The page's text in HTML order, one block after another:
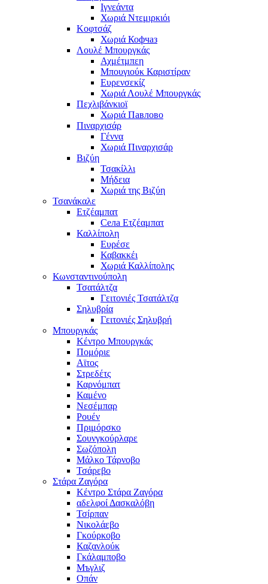
Ιγνεάντα
Χωριά Ντεμιρκιόι
Κοφτσάζ
Χωριά Кофчаз
Λουλέ Μπουργκάς
Αχμέτμπεη
Μπουγιούκ Καριστίραν
Ευρενσεκίζ
Χωριά Λουλέ Μπουργκάς
Πεχλιβάνκιοϊ
Χωριά Павлово
Πιναρχισάρ
Γέννα
Χωριά Πιναρχισάρ
Βιζύη
Τσακίλλι
Μήδεια
Χωριά της Βιζύη
Τσανάκαλε
Ετζέαμπατ
Села Ετζέαμπατ
Καλλίπολη
Ευρέσε
Καβακκέι
Χωριά Καλλίπολης
Κωνσταντινούπολη
Τσατάλτζα
Γειτονιές Τσατάλτζα
Σηλυβρία
Γειτονιές Σηλυβρή
Μπουργκάς
Κέντρο Μπουργκάς
Πομόριε
Αϊτος
Στρεδέτς
Καρνόμπατ
Καμένο
Νεσέμπαρ
Ρουέν
Πριμόρσκο
Σουνγκούρλαρε
Σωζόπολη
Μάλκο Τάρνοβο
Τσάρεβο
Στάρα Ζαγόρα
Κέντρο Στάρα Ζαγόρα
αδελφοί Δασκαλόβη
Τσίρπαν
Νικολάεβο
Γκούρκοβο
Καζανλούκ
Γκάλαμποβο
Μъγλιζ
Οπάν